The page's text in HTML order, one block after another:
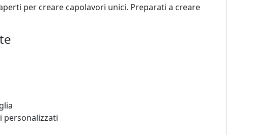
per creare capolavori unici. Preparati a creare
personalizzati